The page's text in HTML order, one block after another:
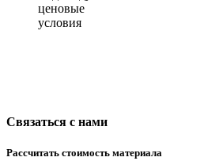
ценовые
условия
Связаться с нами
Рассчитать стоимость материала